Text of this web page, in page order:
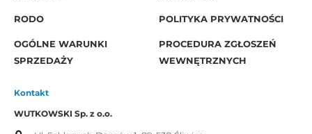
RODO POLITYKA PRYWATNOŚCI
OGÓLNE WARUNKI
SPRZEDAŻY
PROCEDURA ZGŁOSZEŃ
WEWNĘTRZNYCH
Kontakt
WUTKOWSKI Sp. z o.o.